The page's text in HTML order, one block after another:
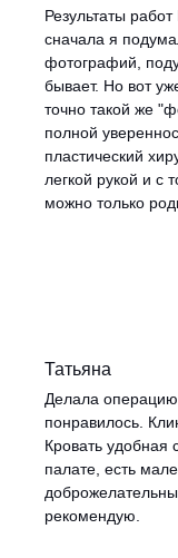
Результаты
сначала я
фотографий,
бывает. Но вот
точно такой же
полной
пластический
легкой рукой и с
можно только
Татьяна
Делала операцию
понравилось.
Кровать
палате, есть
рекомендую.